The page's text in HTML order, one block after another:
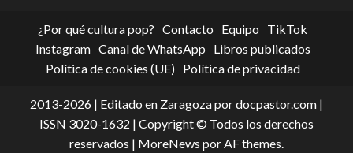
¿Por qué cultura pop? Contacto Equipo
TikTok
Instagram Canal de WhatsApp
Libros publicados
Política de cookies (UE)
Política de privacidad
2013-2026 | Editado en Zaragoza por docpastor.com |
ISSN 3020-1632 | Copyright © Todos los derechos
reservados | MoreNews por AF themes.